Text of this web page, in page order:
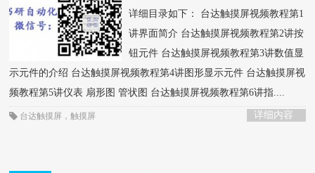
详细目录如下： 台达触摸屏视频教程第1
讲界面简介 台达触摸屏视频教程第2讲按
钮元件 台达触摸屏视频教程第3讲数值显
示元件的介绍 台达触摸屏视频教程第4讲图形显示元件 台达触摸屏视
频教程第5讲仪表 扇形图 管状图 台达触摸屏视频教程第6讲指....
详细内容
台达触摸屏 ，触摸屏